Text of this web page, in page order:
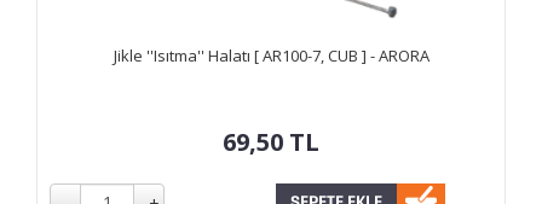
Jikle ''Isıtma'' Halatı [ AR100-7, CUB ] - ARORA
69,50 TL